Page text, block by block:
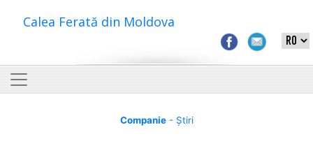
Calea Ferată din Moldova
Companie- Știri